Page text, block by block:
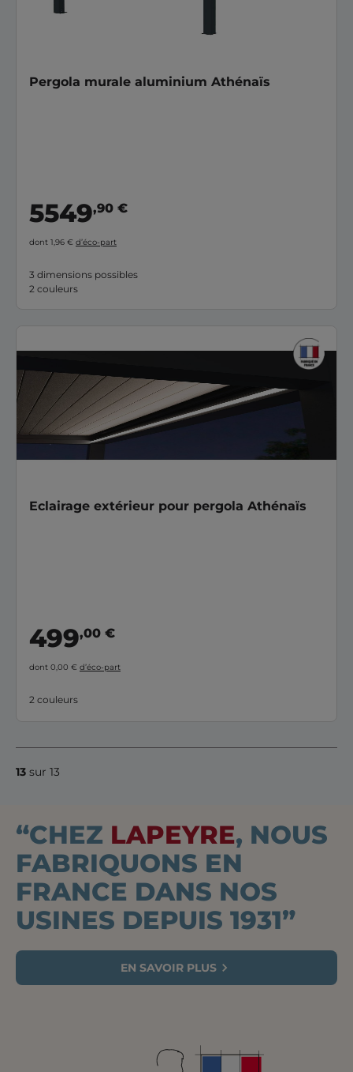
Pergola murale aluminium Athénaïs
5549,90 €
dont 1,96 € d’éco-part
3 dimensions possibles
2 couleurs
Eclairage extérieur pour pergola Athénaïs
499,00 €
dont 0,00 € d’éco-part
2 couleurs
13 sur 13
“CHEZ LAPEYRE, NOUS
FABRIQUONS EN
FRANCE DANS NOS
USINES DEPUIS 1931”
EN SAVOIR PLUS